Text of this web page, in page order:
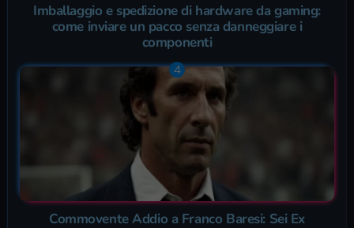
Imballaggio e spedizione di hardware da gaming:
come inviare un pacco senza danneggiare i
componenti
Commovente Addio a Franco Baresi: Sei Ex